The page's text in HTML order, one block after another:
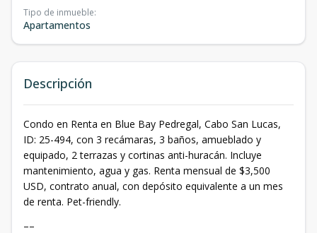
Tipo de inmueble:
Apartamentos
Descripción
Condo en Renta en Blue Bay Pedregal, Cabo San Lucas,
ID: 25-494, con 3 recámaras, 3 baños, amueblado y
equipado, 2 terrazas y cortinas anti-huracán. Incluye
mantenimiento, agua y gas. Renta mensual de $3,500
USD, contrato anual, con depósito equivalente a un mes
de renta. Pet-friendly.
––